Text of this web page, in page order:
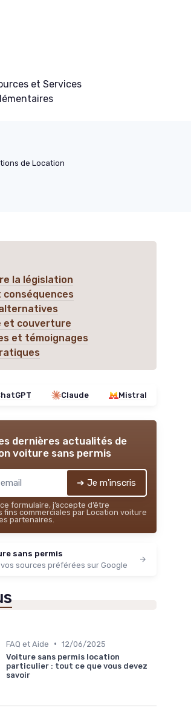
et Services
de Location
la législation
conséquences
et couverture
et témoignages
Claude Mistral
dernières actualités de
voiture sans permis
➔ Je m'inscris
formulaire, j’accepte d’être
fins commerciales par Location voiture
partenaires.
sans permis
sources préférées sur Google
FAQ et Aide • 12/06/2025
Voiture sans permis location
particulier : tout ce que vous devez
savoir